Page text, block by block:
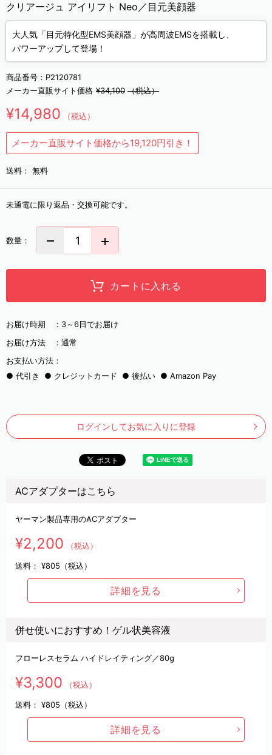
クリアージュ アイリフト Neo／目元美顔器
大人気「目元特化型EMS美顔器」が高周波EMSを搭載し、
パワーアップして登場！
商品番号： P2120781
メーカー直販サイト価格 ¥34,100 （税込）
¥14,980 （税込）
メーカー直販サイト価格から19,120円引き！
送料： 無料
未通電に限り返品・交換可能です。
数量：
カートに入れる
お届け時期 ： 3～6日でお届け
お届け方法 ： 通常
お支払い方法：
代引き
クレジットカード 後払い Amazon Pay
ログインしてお気に入りに登録
ACアダプターはこちら
ヤーマン製品専用のACアダプター
¥2,200 （税込）
送料： ¥805（税込）
詳細を見る
併せ使いにおすすめ！ゲル状美容液
フローレスセラム ハイドレイティング／80g
¥3,300 （税込）
送料： ¥805（税込）
詳細を見る